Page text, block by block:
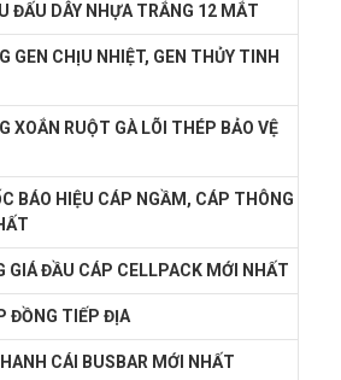
ĐẤU DÂY NHỰA TRẮNG 12 MẮT
GEN CHỊU NHIỆT, GEN THỦY TINH
XOẮN RUỘT GÀ LÕI THÉP BẢO VỆ
BÁO HIỆU CÁP NGẦM, CÁP THÔNG
GIÁ ĐẦU CÁP CELLPACK MỚI NHẤT
ĐỒNG TIẾP ĐỊA
CÁI BUSBAR MỚI NHẤT